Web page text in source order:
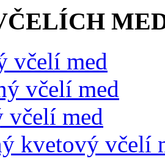
včelí med
včelí med
včelí med
kvetový včelí